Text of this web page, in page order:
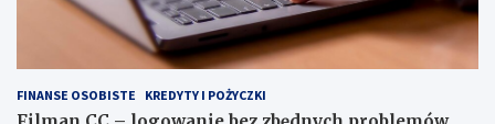
FINANSE OSOBISTE KREDYTY I POŻYCZKI